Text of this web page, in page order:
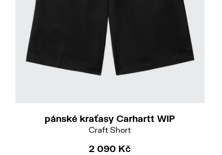
pánské kraťasy Carhartt WIP
Craft Short
2 090 Kč